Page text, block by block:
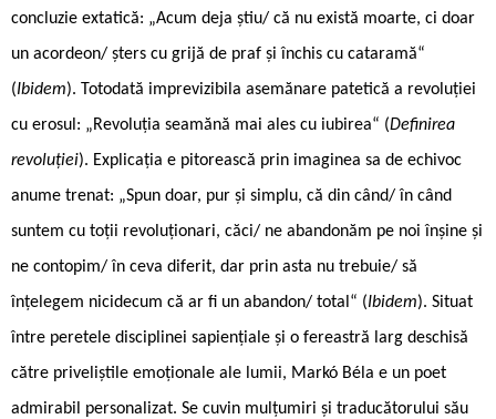
concluzie extatică: „Acum deja știu/ că nu există moarte, ci doar
un acordeon/ șters cu grijă de praf și închis cu cataramă“
(Ibidem). Totodată imprevizibila asemănare patetică a revoluției
cu erosul: „Revoluția seamănă mai ales cu iubirea“ (Definirea
revoluției). Explicația e pitorească prin imaginea sa de echivoc
anume trenat: „Spun doar, pur și simplu, că din când/ în când
suntem cu toții revoluționari, căci/ ne abandonăm pe noi înșine și
ne contopim/ în ceva diferit, dar prin asta nu trebuie/ să
înțelegem nicidecum că ar fi un abandon/ total“ (Ibidem). Situat
între peretele disciplinei sapiențiale și o fereastră larg deschisă
către priveliștile emoționale ale lumii, Markó Béla e un poet
admirabil personalizat. Se cuvin mulțumiri și traducătorului său